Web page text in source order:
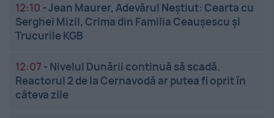
12:10 -Jean Maurer, Adevărul Neștiut: Cearta cu
Serghei Mizil, Crima din Familia Ceaușescu și
Trucurile KGB
12:07 - Nivelul Dunării continuă să scadă.
Reactorul 2 de la Cernavodă ar putea fi oprit în
câteva zile